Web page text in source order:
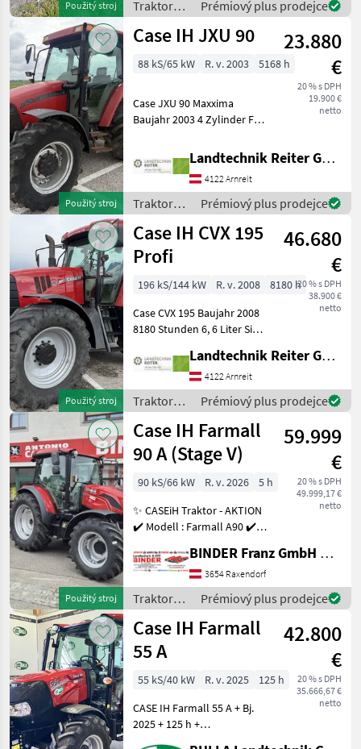
Použitý stroj
hnacieho hriadeľa: 1000,
Najvyššia rý
Traktory /
Case IH
Prémiový plus prodejce
Použitý stroj
Case IH JXU 90
23.880
€
20 % s DPH
19.900 €
netto
88 kS/65 kW R. v. 2003 5168 h
Case JXU 90 Maxxima
Baujahr 2003 4 Zylinder FPT
Shuttle Lastschaltung 24-24
Getriebe 540/750/1000 er
Zapfwelle in Ölbad
laufende Zap
Landtechnik Reiter GmbH.
4122 Arnreit
Traktory /
Case IH
Prémiový plus prodejce
Použitý stroj
Case IH CVX 195
Profi
46.680
€
20 % s DPH
38.900 €
netto
196 kS/144 kW R. v. 2008
8180 h
Case CVX 195 Baujahr 2008
8180 Stunden 6, 6 Liter Sisu
Steuergeräte 4 fach
Zapfwelle 50kmh
Klimaanlage
Fronthydraulik Luftsitz gef.
V
Landtechnik Reiter GmbH.
4122 Arnreit
Traktory /
Case IH
Prémiový plus prodejce
Použitý stroj
Case IH Farmall
90 A (Stage V)
59.999
€
20 % s DPH
49.999,17 €
netto
90 kS/66 kW R. v. 2026
5 h
✨ CASEiH Traktor - AKTION
✔️ Modell : Farmall A90 ✔️
Ausführung ✔️ 4 Zylinder
TDi Motor ✔️ 3, 6l Hubraum
✔️ Leistung 90PS ✔️ 40
km/h 12/12 Pow
BINDER Franz GmbH & CoKG
3654 Raxendorf
Traktory /
Case IH
Prémiový plus prodejce
Case IH Farmall
55 A
42.800
€
20 % s DPH
35.666,67 €
netto
55 kS/40 kW R. v. 2025
125 h
CASE IH Farmall 55 A + Bj.
2025 + 125 h +